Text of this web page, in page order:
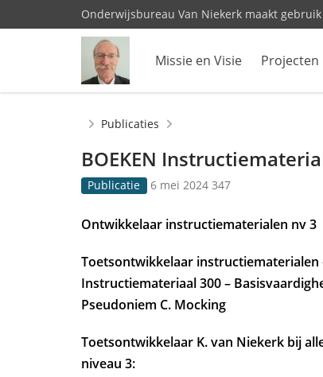
Onderwijsbureau Van Niekerk maakt gebruik
Missie en Visie Projecten
HomePublicaties
BOEKEN
Publicatie 6 mei 2024G
p
u
l
i
c
e
r
3473
k
e
e
Ontwikkelaar instructiematerialen nv 3
Toetsontwikkelaar
Instructiemateriaal 300 –
Pseudoniem C. Mocking
Toetsontwikkelaar K. van Niekerk bij
niveau 3: